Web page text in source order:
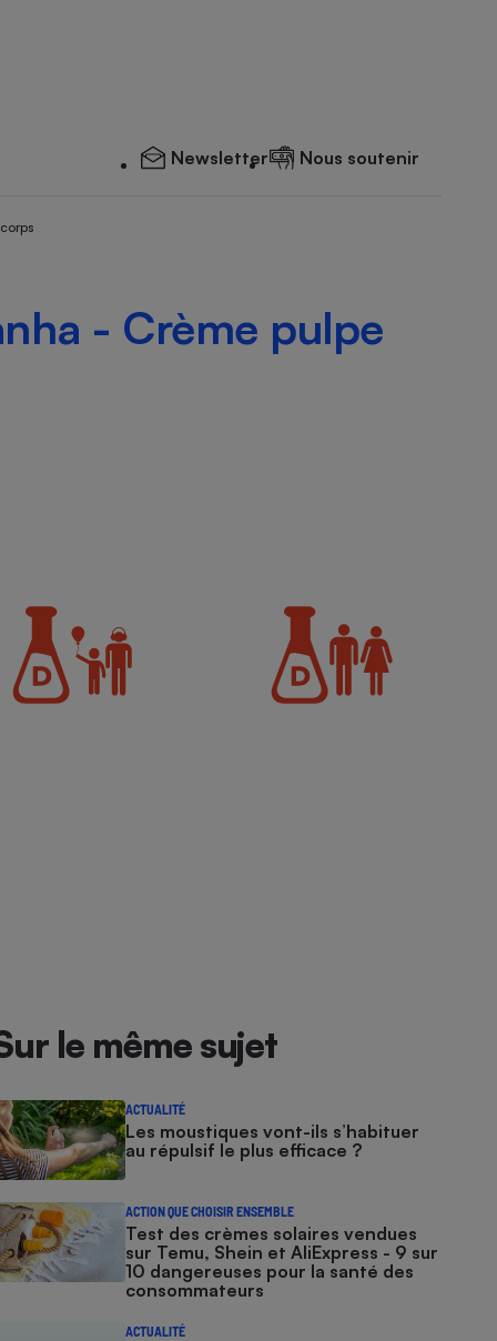
Newsletter Nous soutenir
- Crème pulpe
le même sujet
ACTUALITÉ
Les moustiques vont-ils s’habituer
au répulsif le plus efficace ?
ACTION QUE CHOISIR ENSEMBLE
Test des crèmes solaires vendues
sur Temu, Shein et AliExpress - 9 sur
10 dangereuses pour la santé des
consommateurs
ACTUALITÉ